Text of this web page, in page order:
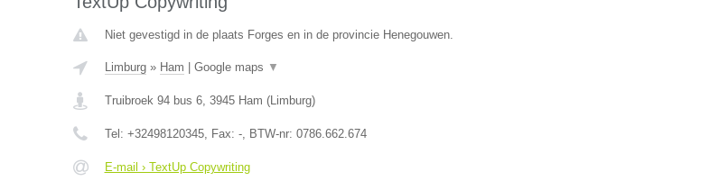
Niet gevestigd in de plaats Forges en in de provincie Henegouwen.
Limburg» Ham Google maps ▼
Truibroek 94 bus 6, 3945 Ham (Limburg)
Tel: +32498120345, Fax: -, BTW-nr: 0786.662.674
E-mail › TextUp Copywriting